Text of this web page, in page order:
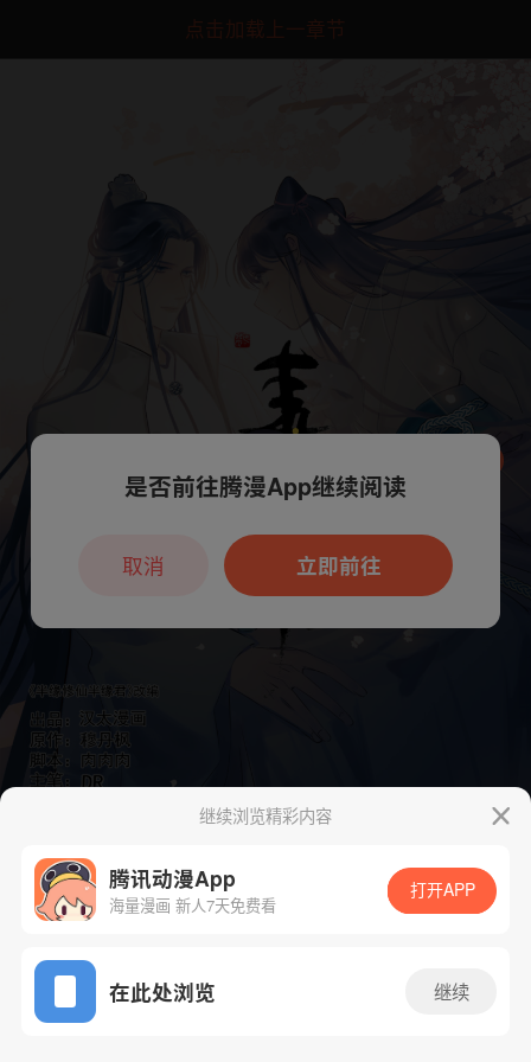
点击加载上一章节
App免费看
继续浏览精彩内容
腾讯动漫App
海量漫画 新人7天免费看
打开APP
在此处浏览 继续
本章节仅支持App阅读，可打开App新用
户7天免费看
是否前往腾漫App继续阅读
立即前往
取消